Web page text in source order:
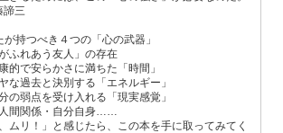
三
が持つべき４つの「心の武器」
ふれあう友人」の存在
的で安らかさに満ちた「時間」
な過去と決別する「エネルギー」
の弱点を受け入れる「現実感覚」
間関係・自分自身……
、ムリ！」と感じたら、この本を手に取ってみてく